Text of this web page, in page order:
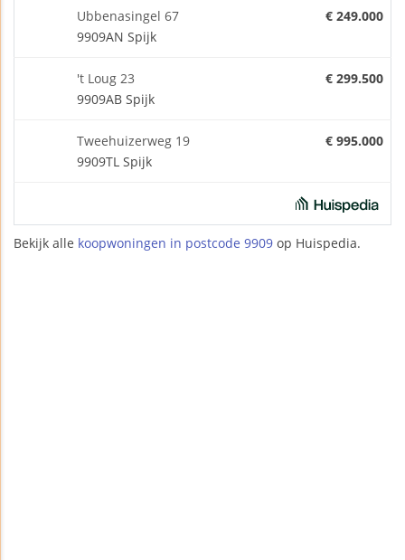
Ubbenasingel 67
9909AN Spijk
€ 249.000
't Loug 23
9909AB Spijk
€ 299.500
Tweehuizerweg 19
9909TL Spijk
€ 995.000
Bekijk alle koopwoningen in postcode 9909 op Huispedia.